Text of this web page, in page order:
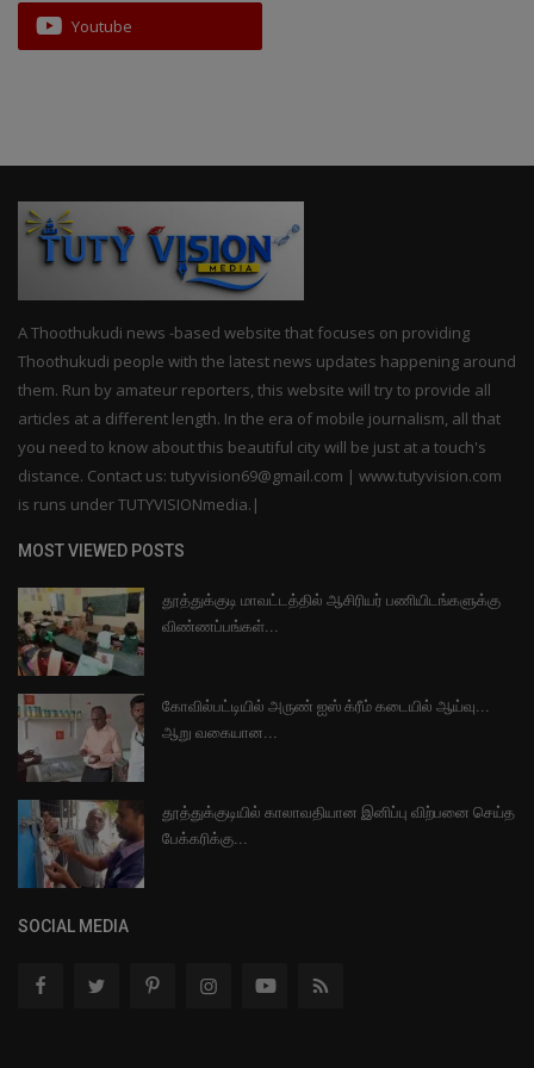
Youtube
A Thoothukudi news -based website that focuses on providing
Thoothukudi people with the latest news updates happening around
them. Run by amateur reporters, this website will try to provide all
articles at a different length. In the era of mobile journalism, all that
you need to know about this beautiful city will be just at a touch's
distance. Contact us: tutyvision69@gmail.com | www.tutyvision.com
is runs under TUTYVISIONmedia.|
MOST VIEWED POSTS
தூத்துக்குடி மாவட்டத்தில் ஆசிரியர் பணியிடங்களுக்கு
விண்ணப்பங்கள்...
கோவில்பட்டியில் அருண் ஐஸ் க்ரீம் கடையில் ஆய்வு...
ஆறு வகையான...
தூத்துக்குடியில் காலாவதியான இனிப்பு விற்பனை செய்த
பேக்கரிக்கு...
SOCIAL MEDIA